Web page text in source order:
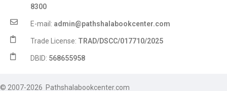
8300
E-mail: admin@pathshalabookcenter.com
Trade License: TRAD/DSCC/017710/2025
DBID: 568655958
© 2007-2026 Pathshalabookcenter.com